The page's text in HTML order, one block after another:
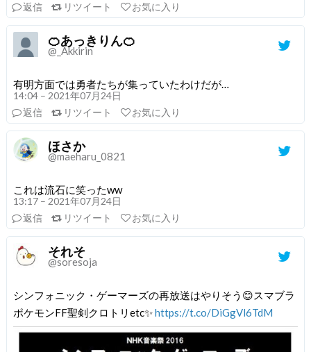
返信
リツイート お気に入り
🍊あっきりん🍊
@_Akkirin
有明方面では勇者たちが集っていたわけだが…
14:04 – 2021年07月24日
返信
リツイート お気に入り
ほさか
@maeharu_0821
これは流石に笑ったww
13:17 – 2021年07月24日
返信
リツイート お気に入り
それそ
@soresoja
シンフォニック・ゲーマーズの再放送はやりそう😊スマブラ
ポケモンFF聖剣クロトリetc✨https://t.co/DiGgVl6TdM